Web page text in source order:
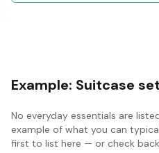
Example: Suitcase
No everyday essentials are
example of what you can
first to list here — or check